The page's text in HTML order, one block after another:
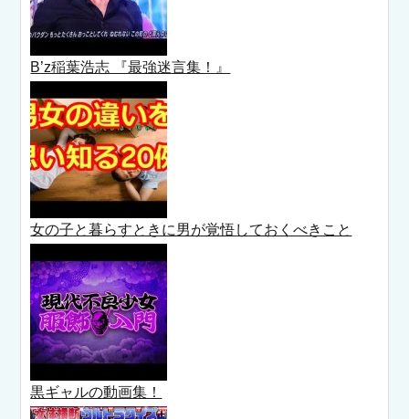
B’z稲葉浩志 『最強迷言集！』
女の子と暮らすときに男が覚悟しておくべきこと
黒ギャルの動画集！